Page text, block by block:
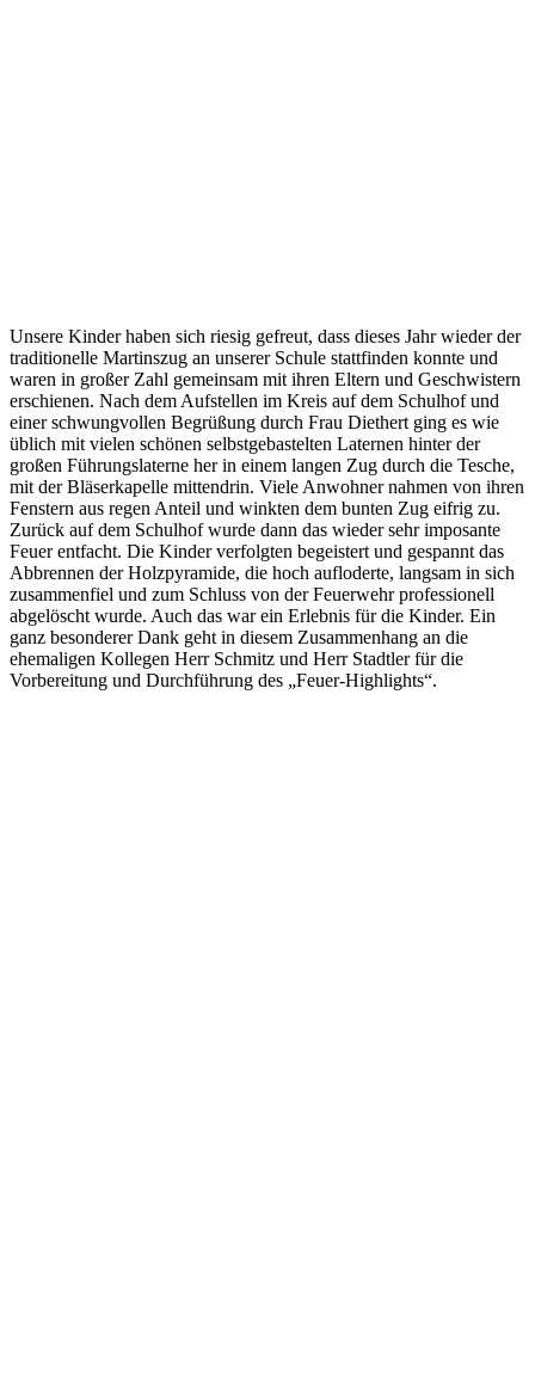
Unsere Kinder haben sich riesig gefreut, dass dieses Jahr wieder der
traditionelle Martinszug an unserer Schule stattfinden konnte und
waren in großer Zahl gemeinsam mit ihren Eltern und Geschwistern
erschienen. Nach dem Aufstellen im Kreis auf dem Schulhof und
einer schwungvollen Begrüßung durch Frau Diethert ging es wie
üblich mit vielen schönen selbstgebastelten Laternen hinter der
großen Führungslaterne her in einem langen Zug durch die Tesche,
mit der Bläserkapelle mittendrin. Viele Anwohner nahmen von ihren
Fenstern aus regen Anteil und winkten dem bunten Zug eifrig zu.
Zurück auf dem Schulhof wurde dann das wieder sehr imposante
Feuer entfacht. Die Kinder verfolgten begeistert und gespannt das
Abbrennen der Holzpyramide, die hoch aufloderte, langsam in sich
zusammenfiel und zum Schluss von der Feuerwehr professionell
abgelöscht wurde. Auch das war ein Erlebnis für die Kinder. Ein
ganz besonderer Dank geht in diesem Zusammenhang an die
ehemaligen Kollegen Herr Schmitz und Herr Stadtler für die
Vorbereitung und Durchführung des „Feuer-Highlights“.